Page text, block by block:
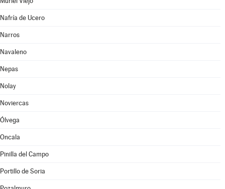
Nafría de Ucero
Narros
Navaleno
Nepas
Nolay
Noviercas
Ólvega
Oncala
Pinilla del Campo
Portillo de Soria